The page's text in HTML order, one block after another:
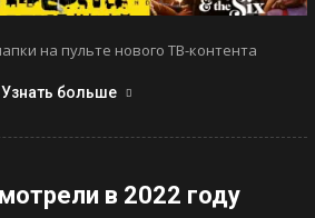
на пульте нового ТВ-контента
Узнать больше
в 2022 году